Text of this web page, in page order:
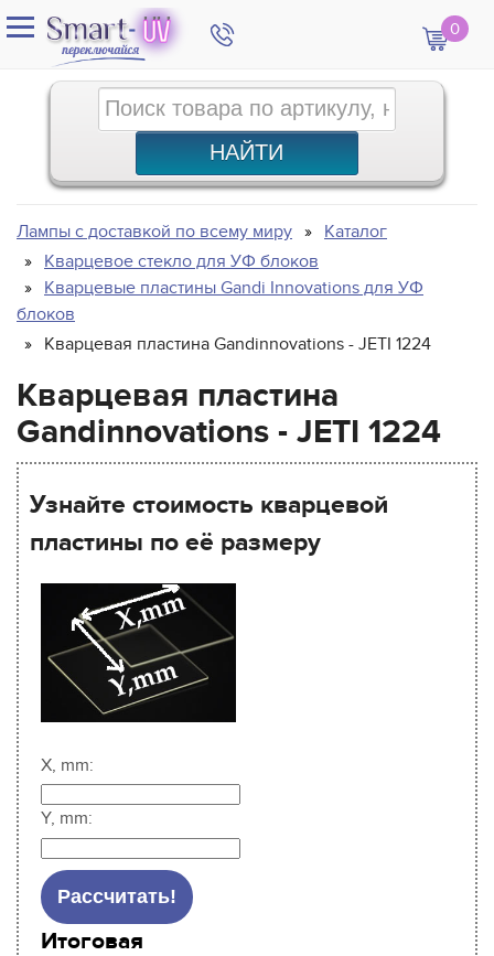
0
Лампы с доставкой по всему миру
Каталог
Кварцевое стекло для УФ блоков
Кварцевые пластины Gandi Innovations для УФ
блоков
Кварцевая пластина Gandinnovations - JETI 1224
Кварцевая пластина
Gandinnovations - JETI 1224
Узнайте стоимость кварцевой
пластины по её размеру
X, mm:
Y, mm:
Итоговая